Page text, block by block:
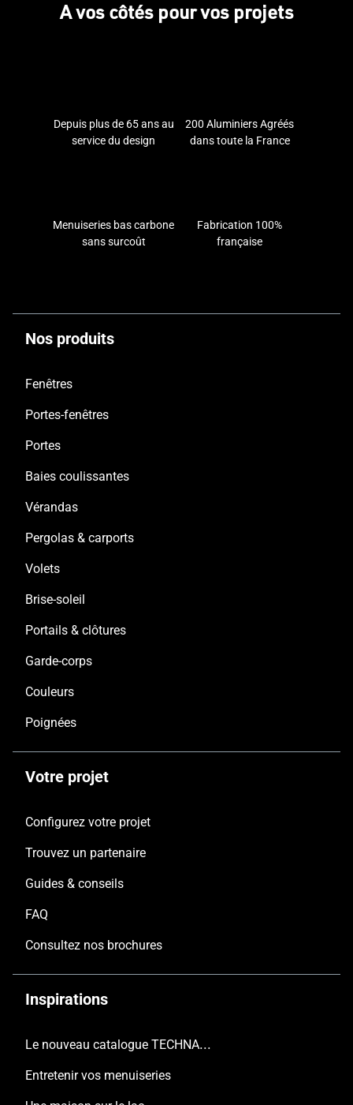
Quatre styles de poignéesqui possèdent
Nosartisans indépendants dans le Vaucluse
vous aident à choisir les fenêtres en aluminium
logement.
contient ni fer, ni acier. Il n’est donc pas exposé
A vos côtés pour vos projets
Depuis plus de 65 ans au
service du design
200 Aluminiers Agréés
dans toute la France
Menuiseries bas carbone
sans surcoût
Fabrication 100%
française
Nos produits
Fenêtres
Portes-fenêtres
Portes
Baies coulissantes
Vérandas
Pergolas & carports
Volets
Brise-soleil
Portails & clôtures
Garde-corps
Couleurs
Poignées
Votre projet
Configurez votre projet
Trouvez un partenaire
Guides & conseils
FAQ
Consultez nos brochures
Inspirations
Le nouveau catalogue TECHNAL est arrivé
Entretenir vos menuiseries